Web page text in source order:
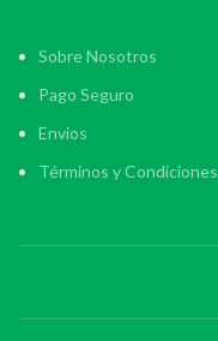
Sobre Nosotros
Pago Seguro
Envios
Términos y Condiciones